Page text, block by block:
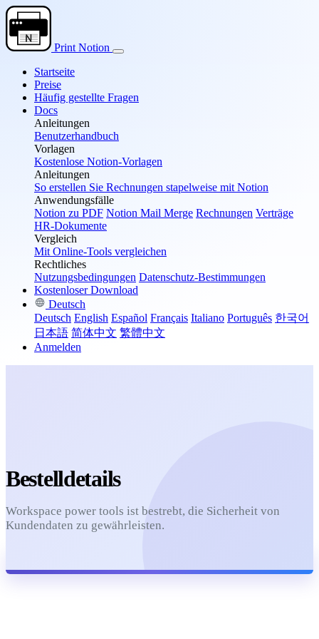
Print Notion
Startseite
Preise
Häufig gestellte Fragen
Docs
Anleitungen
Benutzerhandbuch
Vorlagen
Kostenlose Notion-Vorlagen
Anleitungen
So erstellen Sie Rechnungen stapelweise mit Notion
Anwendungsfälle
Notion zu PDF Notion Mail Merge Rechnungen Verträge
HR-Dokumente
Vergleich
Mit Online-Tools vergleichen
Rechtliches
Nutzungsbedingungen Datenschutz-Bestimmungen
Kostenloser Download
Deutsch
Deutsch English Español Français Italiano Português 한국어
日本語 简体中文 繁體中文
Anmelden
Bestelldetails
Workspace power tools ist bestrebt, die Sicherheit von
Kundendaten zu gewährleisten.